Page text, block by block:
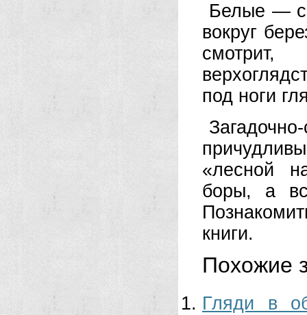
Белые —
вокруг
смотрит,
под ноги
«лесной
боры, а
книги.
Похожие
Гляди в